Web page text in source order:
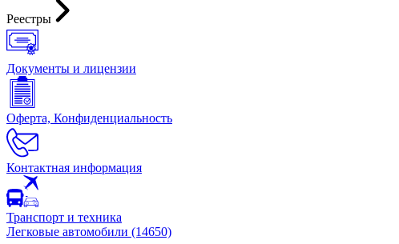
Реестры
Документы и лицензии
Оферта, Конфиденциальность
Контактная информация
Транспорт и техника
Легковые автомобили (14650)